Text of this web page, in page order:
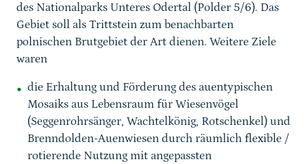
des Nationalparks Unteres Odertal (Polder 5/6). Das
Gebiet soll als Trittstein zum benachbarten
polnischen Brutgebiet der Art dienen. Weitere Ziele
waren
die Erhaltung und Förderung des auentypischen
Mosaiks aus Lebensraum für Wiesenvögel
(Seggenrohrsänger, Wachtelkönig, Rotschenkel) und
Brenndolden-Auenwiesen durch räumlich flexible /
rotierende Nutzung mit angepassten